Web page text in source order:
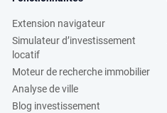
Extension navigateur
Simulateur d’investissement
locatif
Moteur de recherche immobilier
Analyse de ville
Blog investissement